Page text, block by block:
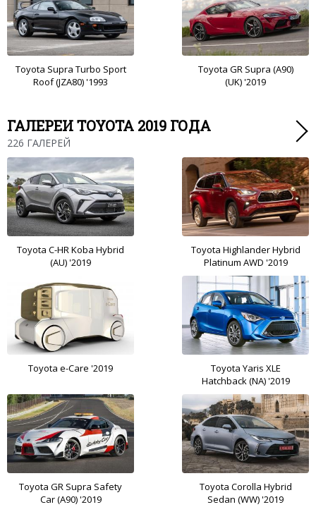
Toyota Supra Turbo Sport
Roof (JZA80) '1993
Toyota GR Supra (A90)
(UK) '2019
ГАЛЕРЕИ TOYOTA 2019 ГОДА
226 ГАЛЕРЕЙ
Toyota C-HR Koba Hybrid
(AU) '2019
Toyota Highlander Hybrid
Platinum AWD '2019
Toyota e-Care '2019
Toyota Yaris XLE
Hatchback (NA) '2019
Toyota GR Supra Safety
Car (A90) '2019
Toyota Corolla Hybrid
Sedan (WW) '2019